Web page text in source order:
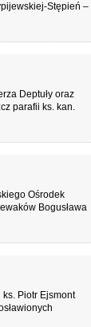
Stępień –
Deptuły oraz
parafii ks. kan.
Ośrodek
Bogusława
Piotr Ejsmont